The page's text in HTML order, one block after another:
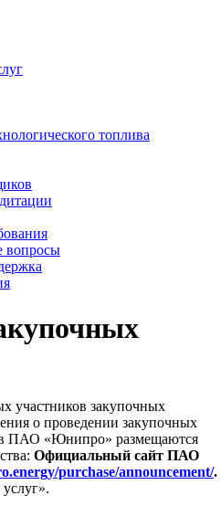
топлива
вопросы
участников закупочных
о проведении закупочных
ПАО «Юнипро» размещаются
Официальный сайт ПАО
purchase/announcement/.